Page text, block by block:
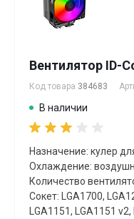
Вентилятор ID-
Код товара 384683
В наличии
Назначение: кулер
Охлаждение:
Количество
Сокет: LGA1700,
LGA1151, LGA1151